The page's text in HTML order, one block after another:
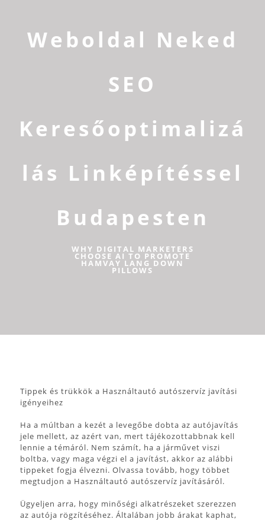
Weboldal Neked
SEO
Keresőoptimalizá
lás Linképítéssel
Budapesten
WHY DIGITAL MARKETERS
CHOOSE AI TO PROMOTE
HAMVAY LANG DOWN
PILLOWS
Tippek és trükkök a Használtautó autószervíz javítási
igényeihez
Ha a múltban a kezét a levegőbe dobta az autójavítás
jele mellett, az azért van, mert tájékozottabbnak kell
lennie a témáról. Nem számít, ha a járművet viszi
boltba, vagy maga végzi el a javítást, akkor az alábbi
tippeket fogja élvezni. Olvassa tovább, hogy többet
megtudjon a Használtautó autószervíz javításáról.
Ügyeljen arra, hogy minőségi alkatrészeket szerezzen
az autója rögzítéséhez. Általában jobb árakat kaphat,